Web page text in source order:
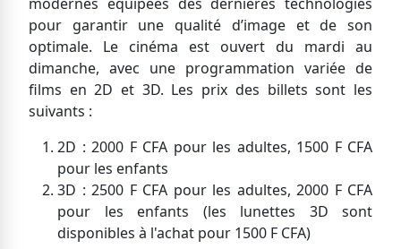
pour garantir une qualité d’image et de son
optimale. Le cinéma est ouvert du mardi au
dimanche, avec une programmation variée de
films en 2D et 3D. Les prix des billets sont les
suivants :
2D : 2000 F CFA pour les adultes, 1500 F CFA
pour les enfants
3D : 2500 F CFA pour les adultes, 2000 F CFA
pour les enfants (les lunettes 3D sont
disponibles à l'achat pour 1500 F CFA)